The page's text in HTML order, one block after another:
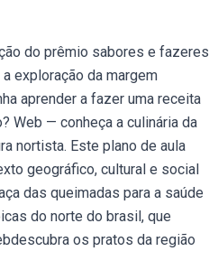
do prêmio sabores e fazeres
exploração da margem
aprender a fazer uma receita
Web — conheça a culinária da
nortista. Este plano de aula
geográfico, cultural e social
das queimadas para a saúde
do norte do brasil, que
os pratos da região